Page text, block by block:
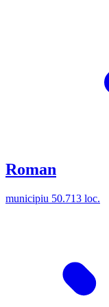
Roman
municipiu 50.713 loc.